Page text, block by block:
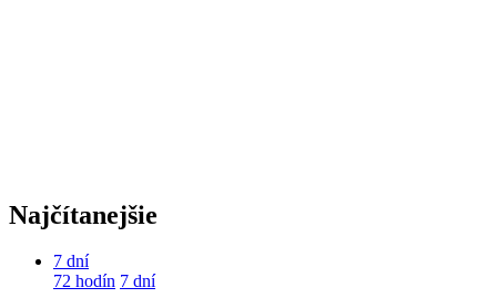
Najčítanejšie
7 dní
72 hodín 7 dní